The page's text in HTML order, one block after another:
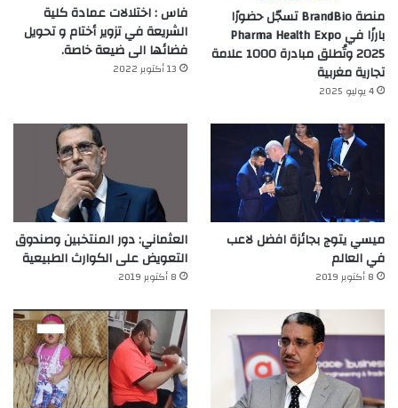
منصة BrandBio تسجّل حضورًا
بارزًا في Pharma Health Expo
2025 وتُطلق مبادرة 1000 علامة
تجارية مغربية
4 يوليو 2025
فاس : اختلالات عمادة كلية
الشريعة في تزوير أختام و تحويل
فضائها الى ضيعة خاصة.
13 أكتوبر 2022
ميسي يتوج بجائزة افضل لاعب
في العالم‎
8 أكتوبر 2019
العثماني: دور المنتخبين وصندوق
التعويض على الكوارث الطبيعية
8 أكتوبر 2019